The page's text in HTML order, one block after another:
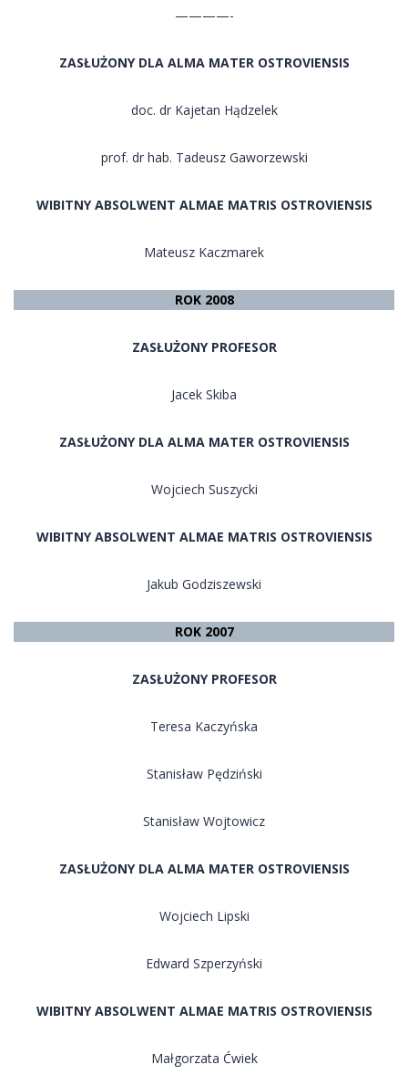
————-
ZASŁUŻONY DLA ALMA MATER OSTROVIENSIS
doc. dr Kajetan Hądzelek
prof. dr hab. Tadeusz Gaworzewski
WIBITNY ABSOLWENT ALMAE MATRIS OSTROVIENSIS
Mateusz Kaczmarek
ROK 2008
ZASŁUŻONY PROFESOR
Jacek Skiba
ZASŁUŻONY DLA ALMA MATER OSTROVIENSIS
Wojciech Suszycki
WIBITNY ABSOLWENT ALMAE MATRIS OSTROVIENSIS
Jakub Godziszewski
ROK 2007
ZASŁUŻONY PROFESOR
Teresa Kaczyńska
Stanisław Pędziński
Stanisław Wojtowicz
ZASŁUŻONY DLA ALMA MATER OSTROVIENSIS
Wojciech Lipski
Edward Szperzyński
WIBITNY ABSOLWENT ALMAE MATRIS OSTROVIENSIS
Małgorzata Ćwiek